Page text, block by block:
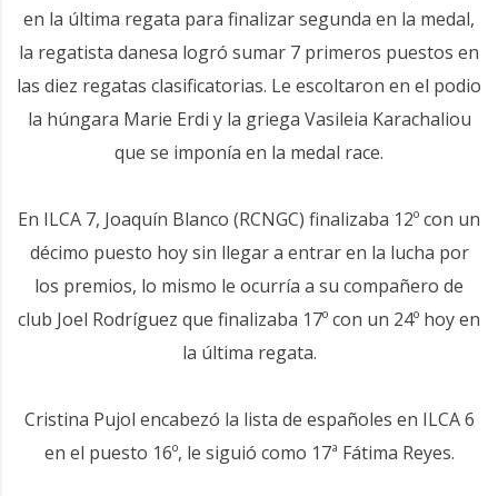
en la última regata para finalizar segunda en la medal,
la regatista danesa logró sumar 7 primeros puestos en
las diez regatas clasificatorias. Le escoltaron en el podio
la húngara Marie Erdi y la griega Vasileia Karachaliou
que se imponía en la medal race.
En ILCA 7, Joaquín Blanco (RCNGC) finalizaba 12º con un
décimo puesto hoy sin llegar a entrar en la lucha por
los premios, lo mismo le ocurría a su compañero de
club Joel Rodríguez que finalizaba 17º con un 24º hoy en
la última regata.
Cristina Pujol encabezó la lista de españoles en ILCA 6
en el puesto 16º, le siguió como 17ª Fátima Reyes.